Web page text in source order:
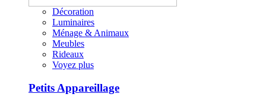
Décoration
Luminaires
Ménage & Animaux
Meubles
Rideaux
Voyez plus
Petits Appareillage